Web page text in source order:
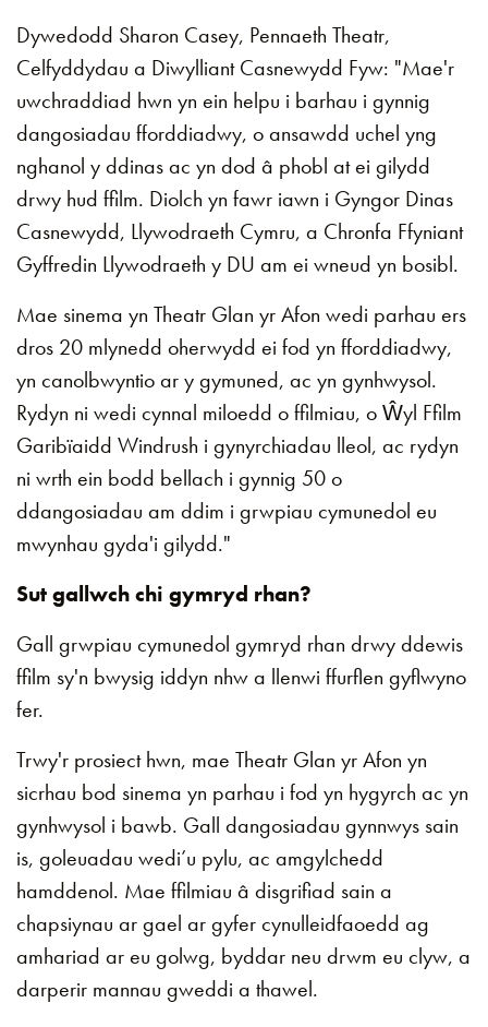
Dywedodd Sharon Casey, Pennaeth Theatr,
Celfyddydau a Diwylliant Casnewydd Fyw: "Mae'r
uwchraddiad hwn yn ein helpu i barhau i gynnig
dangosiadau fforddiadwy, o ansawdd uchel yng
nghanol y ddinas ac yn dod â phobl at ei gilydd
drwy hud ffilm. Diolch yn fawr iawn i Gyngor Dinas
Casnewydd, Llywodraeth Cymru, a Chronfa Ffyniant
Gyffredin Llywodraeth y DU am ei wneud yn bosibl.
Mae sinema yn Theatr Glan yr Afon wedi parhau ers
dros 20 mlynedd oherwydd ei fod yn fforddiadwy,
yn canolbwyntio ar y gymuned, ac yn gynhwysol.
Rydyn ni wedi cynnal miloedd o ffilmiau, o Ŵyl Ffilm
Garibïaidd Windrush i gynyrchiadau lleol, ac rydyn
ni wrth ein bodd bellach i gynnig 50 o
ddangosiadau am ddim i grwpiau cymunedol eu
mwynhau gyda'i gilydd."
Sut gallwch chi gymryd rhan?
Gall grwpiau cymunedol gymryd rhan drwy ddewis
ffilm sy'n bwysig iddyn nhw a llenwi ffurflen gyflwyno
fer.
Trwy'r prosiect hwn, mae Theatr Glan yr Afon yn
sicrhau bod sinema yn parhau i fod yn hygyrch ac yn
gynhwysol i bawb. Gall dangosiadau gynnwys sain
is, goleuadau wedi’u pylu, ac amgylchedd
hamddenol. Mae ffilmiau â disgrifiad sain a
chapsiynau ar gael ar gyfer cynulleidfaoedd ag
amhariad ar eu golwg, byddar neu drwm eu clyw, a
darperir mannau gweddi a thawel.